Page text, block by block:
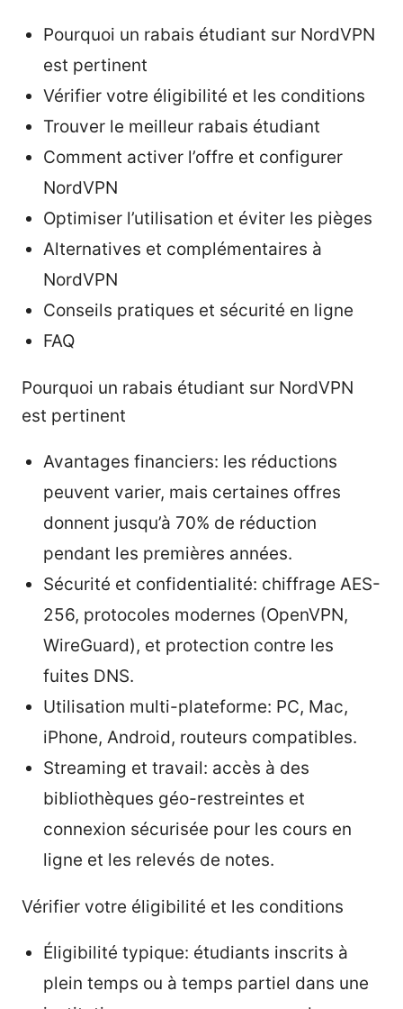
Pourquoi un rabais étudiant sur NordVPN
est pertinent
Vérifier votre éligibilité et les conditions
Trouver le meilleur rabais étudiant
Comment activer l’offre et configurer
NordVPN
Optimiser l’utilisation et éviter les pièges
Alternatives et complémentaires à
NordVPN
Conseils pratiques et sécurité en ligne
FAQ
Pourquoi un rabais étudiant sur NordVPN
est pertinent
Avantages financiers: les réductions
peuvent varier, mais certaines offres
donnent jusqu’à 70% de réduction
pendant les premières années.
Sécurité et confidentialité: chiffrage AES-
256, protocoles modernes (OpenVPN,
WireGuard), et protection contre les
fuites DNS.
Utilisation multi-plateforme: PC, Mac,
iPhone, Android, routeurs compatibles.
Streaming et travail: accès à des
bibliothèques géo-restreintes et
connexion sécurisée pour les cours en
ligne et les relevés de notes.
Vérifier votre éligibilité et les conditions
Éligibilité typique: étudiants inscrits à
plein temps ou à temps partiel dans une